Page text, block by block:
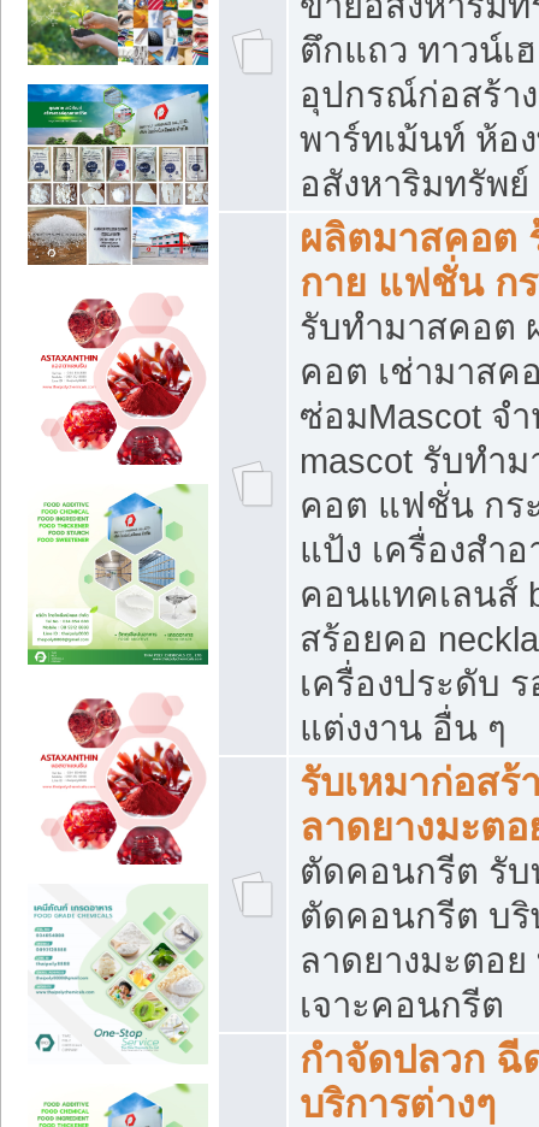
ตึกแถว ทาวน์เ
อุปกรณ์ก่อสร้า
พาร์ทเม้นท์ ห้อ
อสังหาริมทรัพ
ผลิตมาสคอต
กาย แฟชั่น กร
รับทำมาสคอต
คอต เช่ามาสค
ซ่อมMascot จ
mascot รับทำ
คอต แฟชั่น กระ
แป้ง เครื่องสำ
คอนแทคเลนส์
สร้อยคอ
เครื่องประดับ ร
แต่งงาน อื่น ๆ
รับเหมาก่อส
ลาดยางมะต
ตัดคอนกรีต รับ
ตัดคอนกรีต บริ
ลาดยางมะตอ
เจาะคอนกรีต
กำจัดปลวก ฉี
บริการต่างๆ